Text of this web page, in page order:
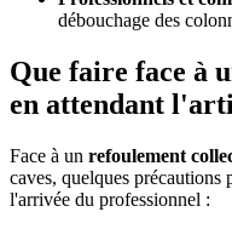
débouchage des
Que faire face à
en attendant
Face à un refoulement
caves, quelques précautions
l'arrivée du professionnel :